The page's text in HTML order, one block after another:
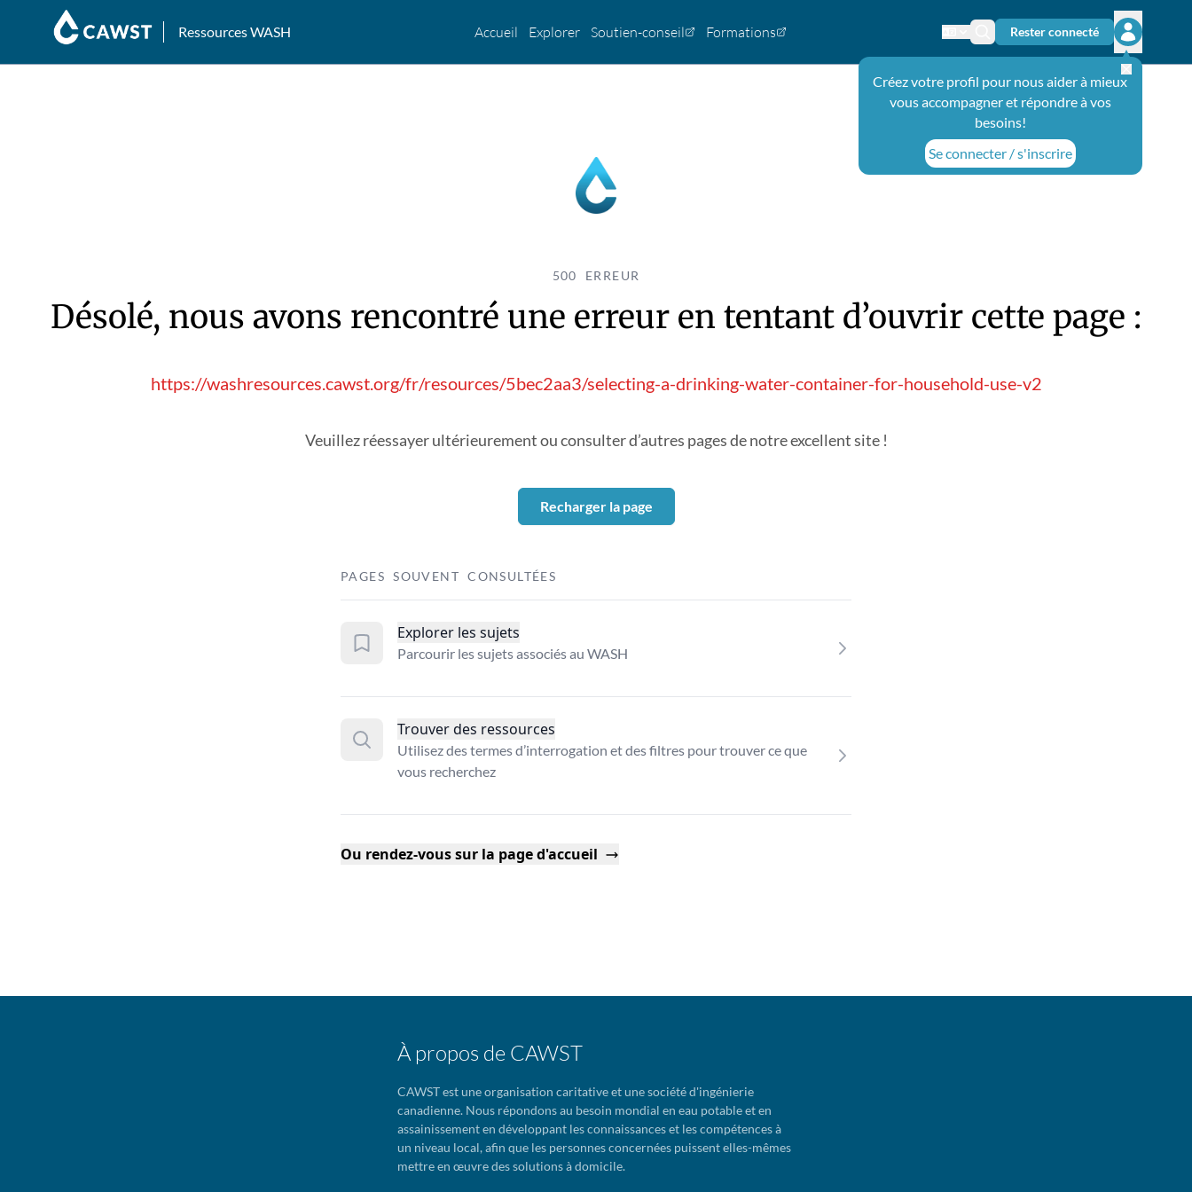
Ressources WASH Accueil Explorer Soutien-conseil Formations Changer de langue
Icône de recherche
Rester connecté
Ouvrir le
Créez votre profil pour nous aider à mieux
vous accompagner et répondre à vos
besoins!
Se connecter / s'inscrire
500 ERREUR
Désolé, nous avons rencontré une erreur en tentant d’ouvrir cette page :
https://washresources.cawst.org/fr/resources/5bec2aa3/selecting-a-drinking-water-container-for-household-use-v2
Veuillez réessayer ultérieurement ou consulter d’autres pages de notre excellent site !
Recharger la page
PAGES SOUVENT CONSULTÉES
Explorer les sujets
Parcourir les sujets associés au WASH
Trouver des ressources
Utilisez des termes d’interrogation et des filtres pour trouver ce que
vous recherchez
Ou rendez-vous sur la page d'accueil
À propos de CAWST
CAWST est une organisation caritative et une société d'ingénierie
canadienne. Nous répondons au besoin mondial en eau potable et en
assainissement en développant les connaissances et les compétences à
un niveau local, afin que les personnes concernées puissent elles-mêmes
mettre en œuvre des solutions à domicile.